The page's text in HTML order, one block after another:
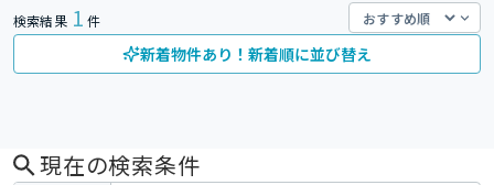
検索結果 1 件
新着物件あり！新着順に並び替え
現在の検索条件